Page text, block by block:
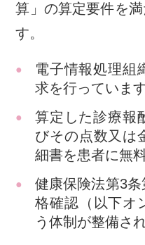
算」の算定要件を
す。
電子情報処理組
求を行っています
算定した診療報
びその点数又は
細書を患者に無
健康保険法第3
格確認（以下オ
う体制が整備さ